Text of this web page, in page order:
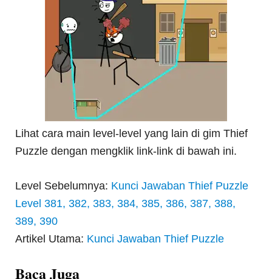
Lihat cara main level-level yang lain di gim Thief
Puzzle dengan mengklik link-link di bawah ini.
Level Sebelumnya: Kunci Jawaban Thief Puzzle
Level 381, 382, 383, 384, 385, 386, 387, 388,
389, 390
Artikel Utama: Kunci Jawaban Thief Puzzle
Baca Juga